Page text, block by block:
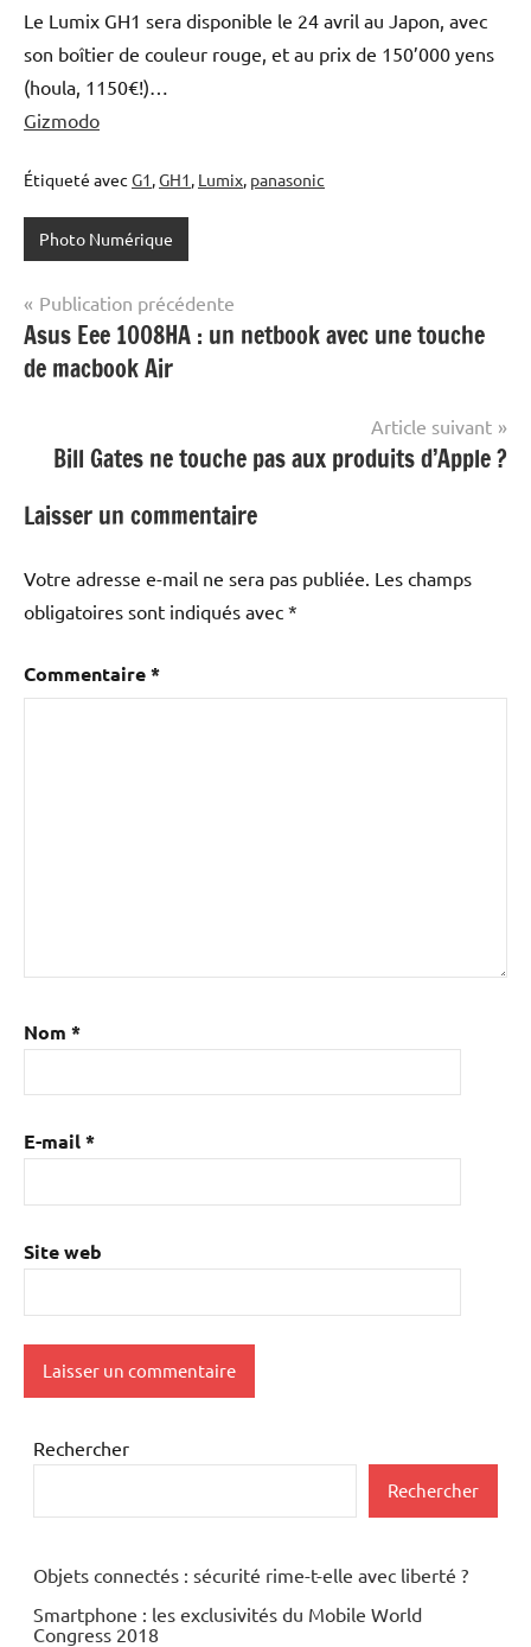
Le Lumix GH1 sera disponible le 24 avril au Japon, avec
son boîtier de couleur rouge, et au prix de 150’000 yens
(houla, 1150€!)…
Gizmodo
Étiqueté avec G1,GH1, Lumix, panasonic
Photo Numérique
Navigation
de
l’article
Publication précédente
Asus Eee 1008HA : un netbook avec une touche
de macbook Air
Article suivant
Bill Gates ne touche pas aux produits d’Apple ?
Laisser un commentaire
Votre adresse e-mail ne sera pas publiée. Les champs
obligatoires sont indiqués avec *
Commentaire*
Nom *
E-mail*
Site web
Rechercher
Rechercher
Objets connectés : sécurité rime-t-elle avec liberté ?
Smartphone : les exclusivités du Mobile World
Congress 2018